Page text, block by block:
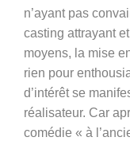
n’ayant pas
casting attrayant
moyens, la mise
rien pour
d’intérêt se
réalisateur. Car
comédie « à